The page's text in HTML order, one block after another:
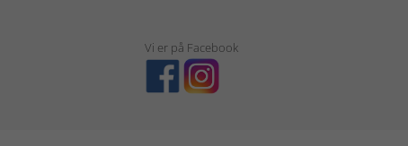
Vi er på Facebook